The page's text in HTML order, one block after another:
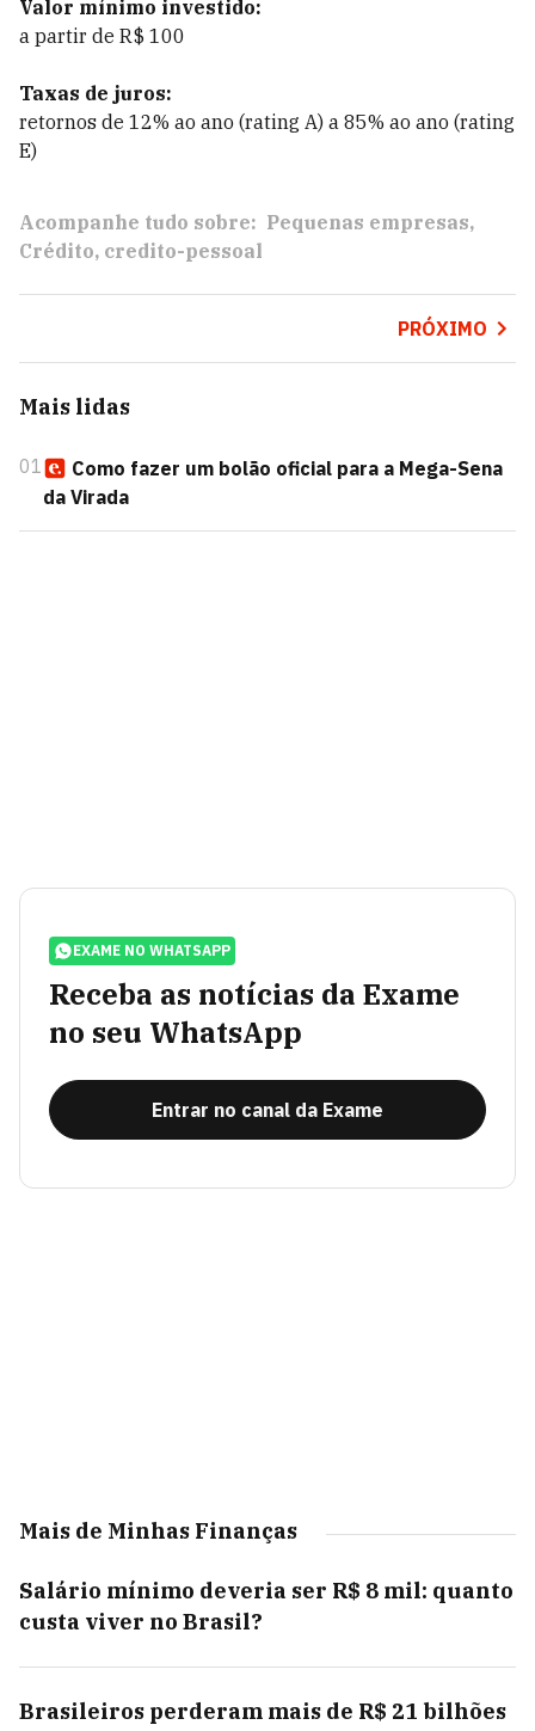
Valor mínimo investido:
a partir de R$ 100
Taxas de juros:
retornos de 12% ao ano (rating A) a 85% ao ano (rating
E)
Acompanhe tudo sobre: Pequenas empresas
Crédito credito-pessoal
PRÓXIMO
Mais lidas
01
Como fazer um bolão oficial para a Mega-Sena
da Virada
EXAME NO WHATSAPP
Receba as notícias da Exame
no seu WhatsApp
Entrar no canal da Exame
Mais de Minhas Finanças
Salário mínimo deveria ser R$ 8 mil: quanto
custa viver no Brasil?
Brasileiros perderam mais de R$ 21 bilhões